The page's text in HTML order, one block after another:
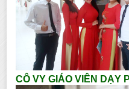
CÔ VY GIÁO VIÊN DẠY